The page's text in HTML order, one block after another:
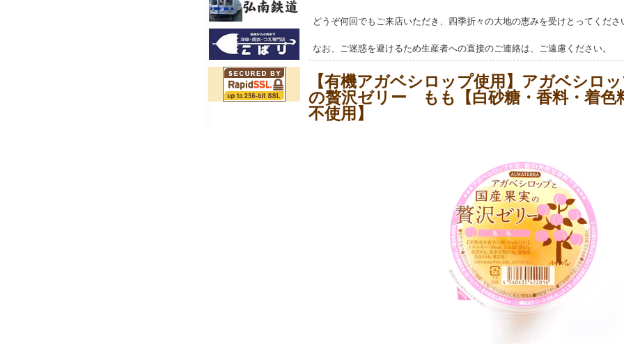
どうぞ何回でもご来店いただき、四季折々の大地の恵みを受けとってくださ
なお、ご迷惑を避けるため生産者への直接のご連絡は、ご遠慮ください。
【有機アガベシロップ使用】アガベシロ
の贅沢ゼリー もも【白砂糖・香料・着色
不使用】